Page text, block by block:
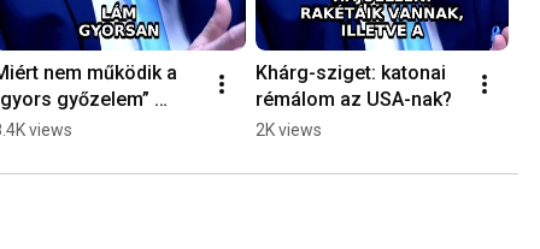
nem működik a
győzelem”
views
Khárg-sziget: katonai
rémálom az USA-nak?
2K views